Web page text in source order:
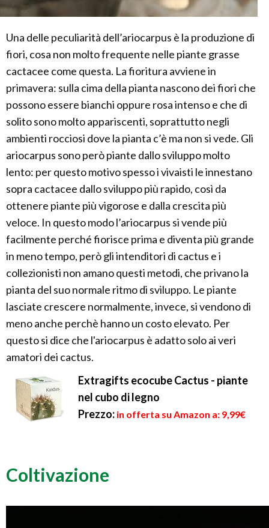
Una delle peculiarità dell’ariocarpus è la produzione di
fiori, cosa non molto frequente nelle piante grasse
cactacee come questa. La fioritura avviene in
primavera: sulla cima della pianta nascono dei fiori che
possono essere bianchi oppure rosa intenso e che di
solito sono molto appariscenti, soprattutto negli
ambienti rocciosi dove la pianta c’è ma non si vede. Gli
ariocarpus sono però piante dallo sviluppo molto
lento: per questo motivo spesso i vivaisti le innestano
sopra cactacee dallo sviluppo più rapido, così da
ottenere piante più vigorose e dalla crescita più
veloce. In questo modo l’ariocarpus si vende più
facilmente perché fiorisce prima e diventa più grande
in meno tempo, però gli intenditori di cactus e i
collezionisti non amano questi metodi, che privano la
pianta del suo normale ritmo di sviluppo. Le piante
lasciate crescere normalmente, invece, si vendono di
meno anche perchè hanno un costo elevato. Per
questo si dice che l'ariocarpus è adatto solo ai veri
amatori dei cactus.
Extragifts ecocube Cactus - piante
nel cubo di legno
Prezzo: in offerta su Amazon a: 9,99€
Coltivazione